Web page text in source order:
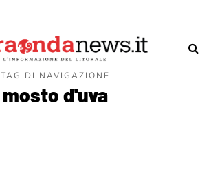
TAG DI NAVIGAZIONE
mosto d'uva